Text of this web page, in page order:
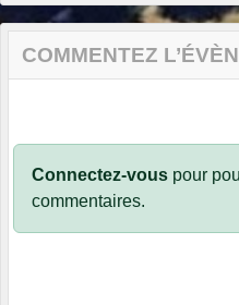
COMMENTEZ
Connectez-vous pour
commentaires.